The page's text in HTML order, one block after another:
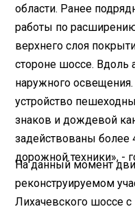
области. Ранее
работы по
верхнего слоя
стороне шоссе. Вдоль
наружного
устройство
знаков и дождевой
задействованы более
дорожной техники», -
На данный момент
реконструируемом
Лихачевского шоссе